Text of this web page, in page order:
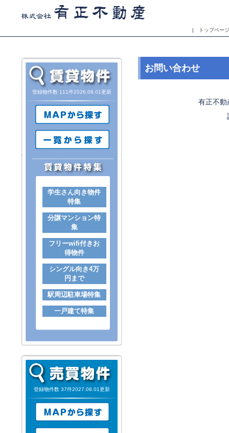
| トップページ
登録物件数 111件2026.08.01更新
学生さん向き物件
特集
分譲マンション特
集
フリーwifi付きお
得物件
シングル向き4万
円まで
駅周辺駐車場特集
一戸建て特集
登録物件数 37件2027.08.01更新
お問い合わせ
有正不動